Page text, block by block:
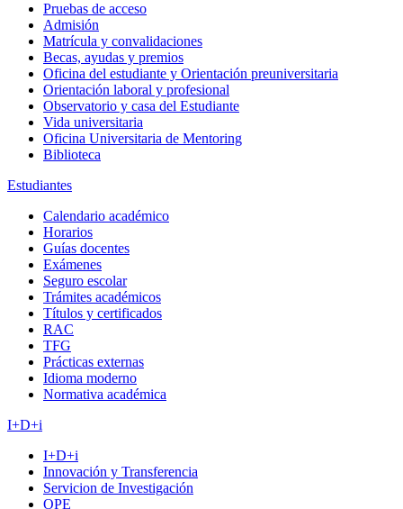
Pruebas de acceso
Admisión
Matrícula y convalidaciones
Becas, ayudas y premios
Oficina del estudiante y Orientación preuniversitaria
Orientación laboral y profesional
Observatorio y casa del Estudiante
Vida universitaria
Oficina Universitaria de Mentoring
Biblioteca
Estudiantes
Calendario académico
Horarios
Guías docentes
Exámenes
Seguro escolar
Trámites académicos
Títulos y certificados
RAC
TFG
Prácticas externas
Idioma moderno
Normativa académica
I+D+i
I+D+i
Innovación y Transferencia
Servicion de Investigación
OPE